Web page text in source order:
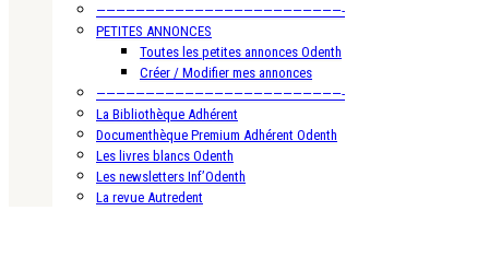
—————————————————————————-
PETITES ANNONCES
Toutes les petites annonces Odenth
Créer / Modifier mes annonces
—————————————————————————-
La Bibliothèque Adhérent
Documenthèque Premium Adhérent Odenth
Les livres blancs Odenth
Les newsletters Inf’Odenth
La revue Autredent